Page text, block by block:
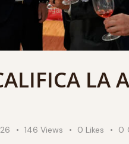
LA
146 Views 0 Likes 0